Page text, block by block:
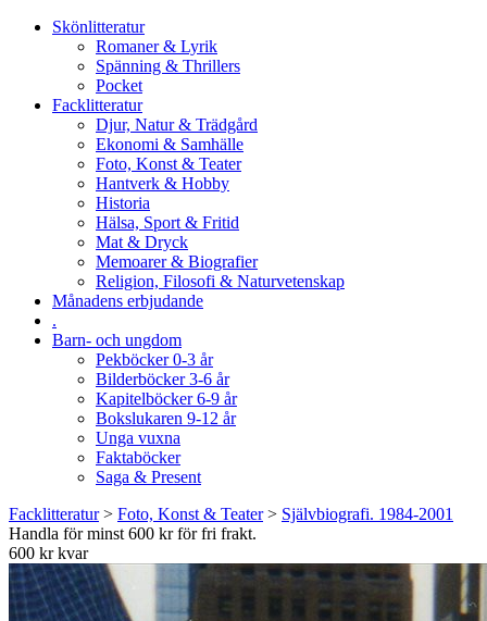
Skönlitteratur
Romaner & Lyrik
Spänning & Thrillers
Pocket
Facklitteratur
Djur, Natur & Trädgård
Ekonomi & Samhälle
Foto, Konst & Teater
Hantverk & Hobby
Historia
Hälsa, Sport & Fritid
Mat & Dryck
Memoarer & Biografier
Religion, Filosofi & Naturvetenskap
Månadens erbjudande
.
Barn- och ungdom
Pekböcker 0-3 år
Bilderböcker 3-6 år
Kapitelböcker 6-9 år
Bokslukaren 9-12 år
Unga vuxna
Faktaböcker
Saga & Present
Facklitteratur> Foto, Konst & Teater> Självbiografi. 1984-2001
Handla för minst 600 kr för fri frakt.
600 kr kvar